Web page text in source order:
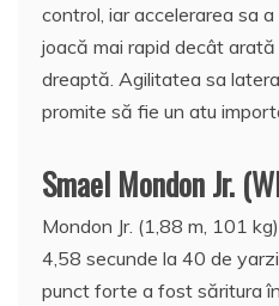
control, iar accelerarea sa
joacă mai rapid decât
dreaptă. Agilitatea sa
promite să fie un atu
Smael Mondon Jr.
Mondon Jr. (1,88 m, 101
4,58 secunde la 40 de
punct forte a fost săritura